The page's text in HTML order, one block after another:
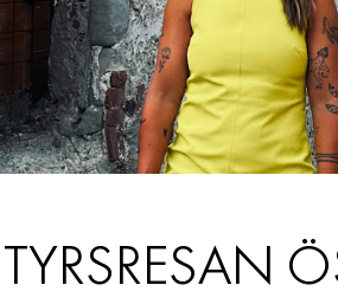
RECEPT
ELLE-
NÖJE
HÄLSA